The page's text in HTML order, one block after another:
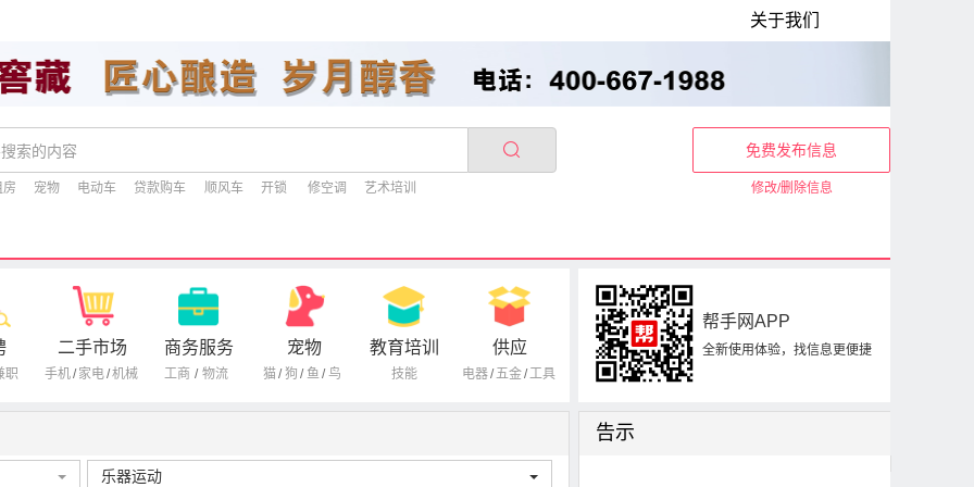
关于我们
房 宠物 电动车 贷款购车 顺风车 开锁 修空调 艺术培训
免费发布信息
修改/删除信息
职
二手市场
手机/ 家电/机械
商务服务
工商 / 物流
宠物
猫/ 狗 / 鱼 / 鸟
教育培训
技能
供应
电器/五金/工具
帮手网APP
全新使用体验，找信息更便捷
乐器运动
告示